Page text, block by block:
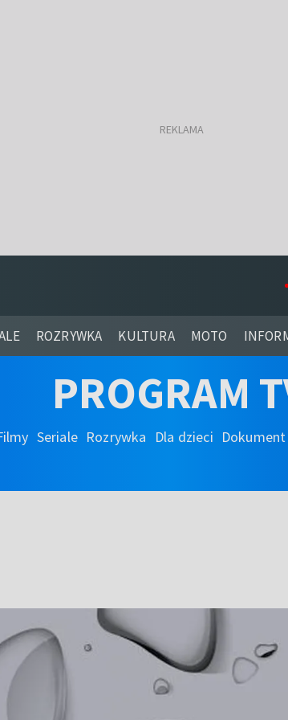
ROZRYWKA KULTURA MOTO
PROGRAM
Seriale Rozrywka Dla dzieci Dokument